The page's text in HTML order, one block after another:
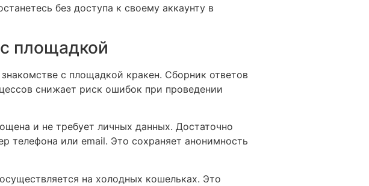
без доступа к своему аккаунту в
площадкой
с площадкой кракен. Сборник ответов
снижает риск ошибок при проведении
и не требует личных данных. Достаточно
телефона или email. Это сохраняет анонимность
на холодных кошельках. Это